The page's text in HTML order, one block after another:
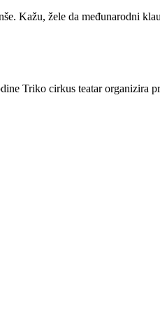
Kažu, žele da međunarodni
Triko cirkus teatar organizira